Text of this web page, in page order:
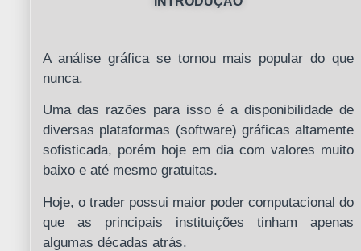
A análise gráfica se tornou mais popular do que
nunca.
Uma das razões para isso é a disponibilidade de
diversas plataformas (software) gráficas altamente
sofisticada, porém hoje em dia com valores muito
baixo e até mesmo gratuitas.
Hoje, o trader possui maior poder computacional do
que as principais instituições tinham apenas
algumas décadas atrás.